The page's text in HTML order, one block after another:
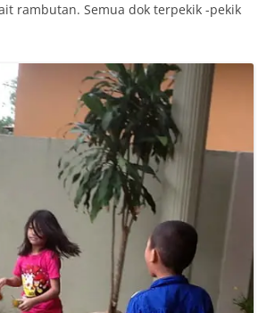
rambutan. Semua dok terpekik -pekik